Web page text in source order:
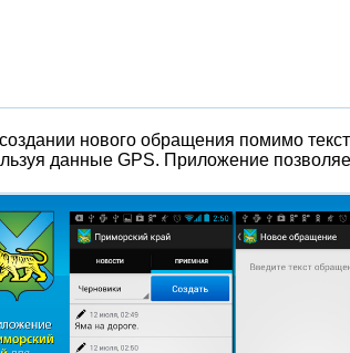
нового обращения помимо
данные GPS. Приложение